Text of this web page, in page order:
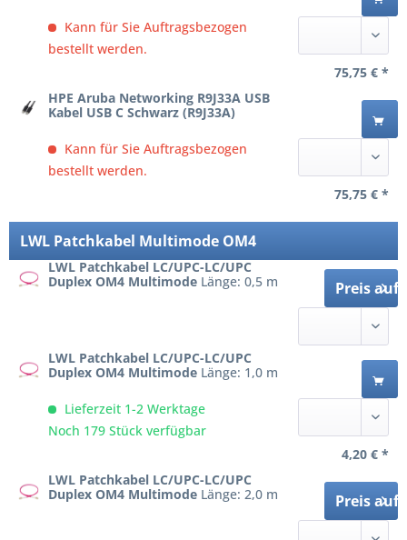
Kann für Sie Auftragsbezogen
bestellt werden.
75,75 € *
HPE Aruba Networking R9J33A USB
Kabel USB C Schwarz (R9J33A)
Kann für Sie Auftragsbezogen
bestellt werden.
75,75 € *
LWL Patchkabel Multimode OM4
LWL Patchkabel LC/UPC-LC/UPC
Duplex OM4 MultimodeLänge: 0,5 m Preis auf
LWL Patchkabel LC/UPC-LC/UPC
Duplex OM4 MultimodeLänge: 1,0 m
Lieferzeit 1-2 Werktage
Noch 179 Stück verfügbar
4,20 € *
LWL Patchkabel LC/UPC-LC/UPC
Duplex OM4 MultimodeLänge: 2,0 m Preis auf